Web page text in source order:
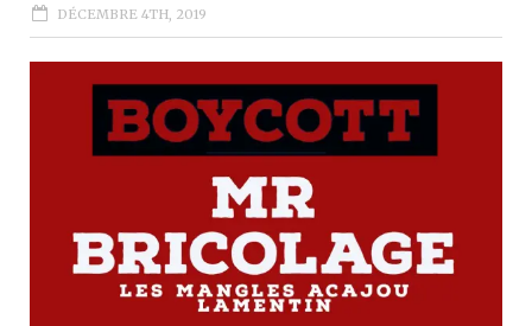
DÉCEMBRE 4TH, 2019